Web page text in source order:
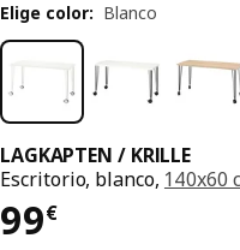
LAGKAPTEN / KRILLE
Escritorio, blanco, 140x60
99€
El precio 99€
Elige color: Blanco